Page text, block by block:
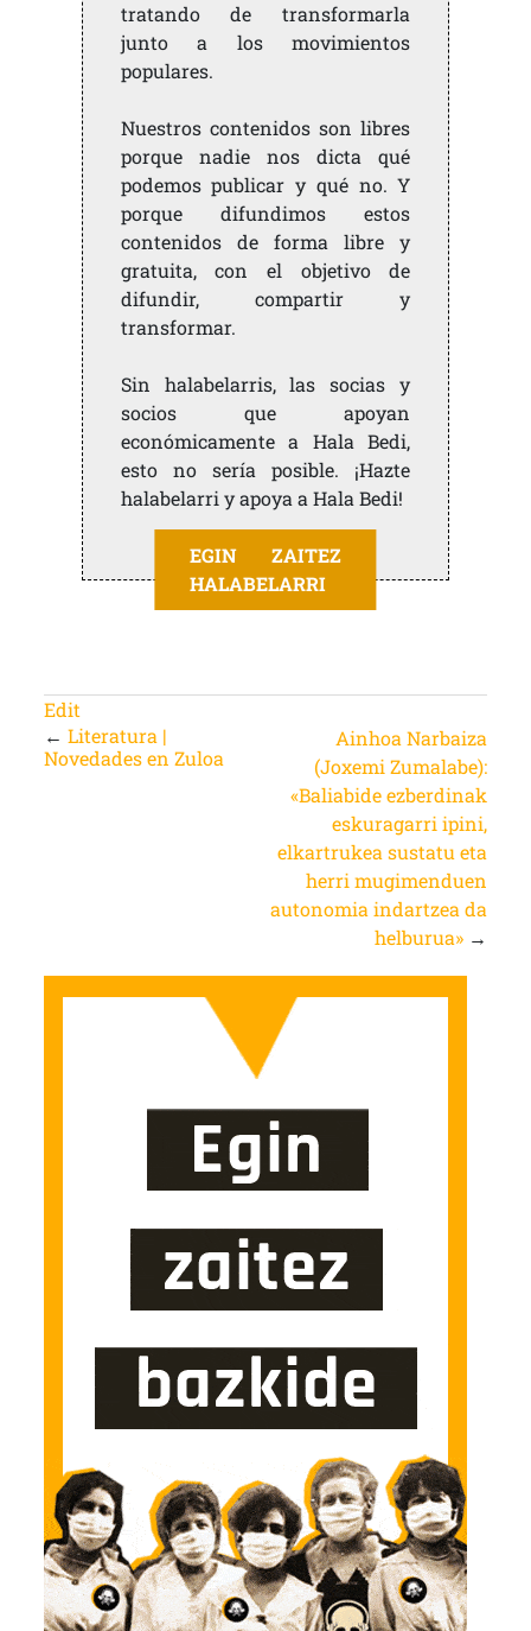
tratando de transformarla
junto a los movimientos
populares.
Nuestros contenidos son libres
porque nadie nos dicta qué
podemos publicar y qué no. Y
porque difundimos estos
contenidos de forma libre y
gratuita, con el objetivo de
difundir, compartir y
transformar.
Sin halabelarris, las socias y
socios que apoyan
económicamente a Hala Bedi,
esto no sería posible. ¡Hazte
halabelarri y apoya a Hala Bedi!
EGIN ZAITEZ
HALABELARRI
Edit
← Literatura |
Novedades en Zuloa
Ainhoa Narbaiza
(Joxemi Zumalabe):
«Baliabide ezberdinak
eskuragarri ipini,
elkartrukea sustatu eta
herri mugimenduen
autonomia indartzea da
helburua» →